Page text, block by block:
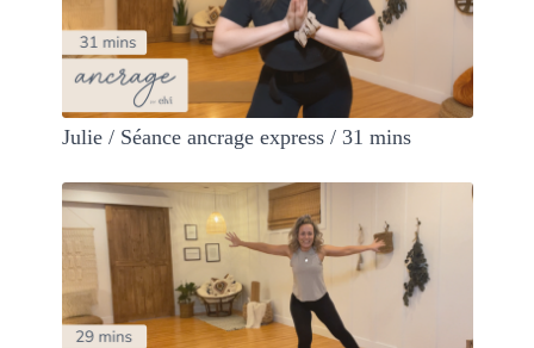
Julie / Séance ancrage express / 31 mins